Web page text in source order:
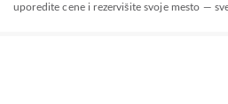
uporedite cene i rezervišite svoje mesto —